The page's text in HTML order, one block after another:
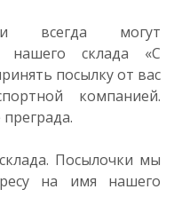
всегда могут
нашего склада «С
посылку от вас
компанией.
Посылочки мы
на имя нашего